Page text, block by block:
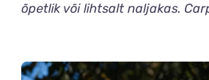
õpetlik või lihtsalt naljakas.